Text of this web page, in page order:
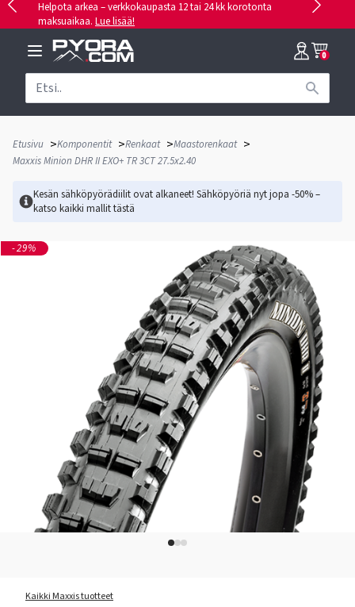
Helpota arkea – verkkokaupasta 12 tai 24 kk korotonta
maksuaikaa. Lue lisää!
0
Etusivu >Komponentit >Renkaat >Maastorenkaat >
Maxxis Minion DHR II EXO+ TR 3CT 27.5x2.40
Kesän sähköpyörädiilit ovat alkaneet! Sähköpyöriä nyt jopa -50% –
katso kaikki mallittästä
-29%
Kaikki Maxxis tuotteet